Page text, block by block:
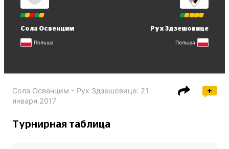
Сола Освенцим
Польша
Рух Здзешовице
Польша
Сола Освенцим - Рух Здзешовице: 21
января 2017
Турнирная таблица